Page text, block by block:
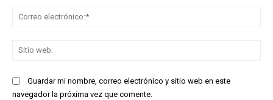
Guardar mi nombre, correo electrónico y sitio web en este
navegador la próxima vez que comente.